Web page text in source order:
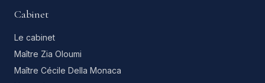
Cabinet
Le cabinet
Maître Zia Oloumi
Maître Cécile Della Monaca